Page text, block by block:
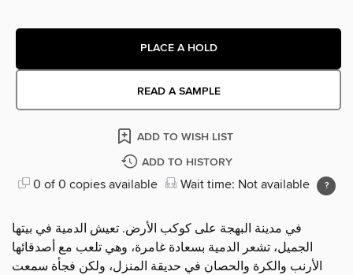
PLACE A HOLD
READ A SAMPLE
ADD TO WISH LIST
ADD TO HISTORY
0 of 0 copies available Wait time: Not available
في مدينة البهجة على كوكب الأرض. تعيش الدمية في بيتها
الجميل، تشعر الدمية بسعادة غامرة، وهي تلعب مع أصدقائها
الأرنب والكرة والحصان في حديقة المنزل، ولكن فجأة سمعت